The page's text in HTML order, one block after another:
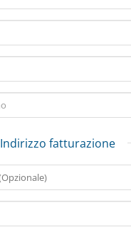
Indirizzo fatturazione